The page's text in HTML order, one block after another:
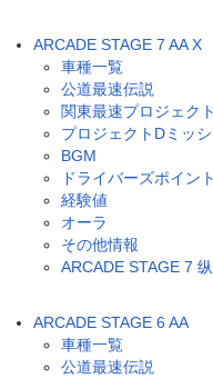
ARCADE STAGE 7 AA X
車種一覧
公道最速伝説
関東最速プロジェクト
プロジェクトDミッ
BGM
ドライバーズポイント
経験値
オーラ
その他情報
ARCADE STAGE 7
ARCADE STAGE 6 AA
車種一覧
公道最速伝説